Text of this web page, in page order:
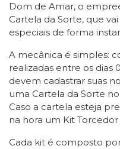
Dom de Amar, o
Cartela da Sorte, que
especiais de forma
A mecânica é simples:
realizadas entre os dias
devem cadastrar suas
uma Cartela da Sorte no
Caso a cartela esteja
na hora um Kit
Cada kit é composto